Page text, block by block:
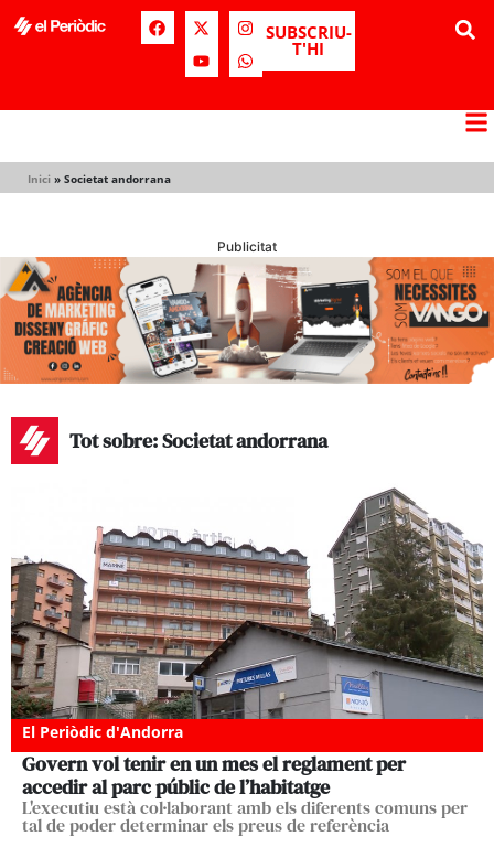
SUBSCRIU-
T'HI
Inici » Societat andorrana
Publicitat
Tot sobre: Societat andorrana
El Periòdic d'Andorra
Govern vol tenir en un mes el reglament per
accedir al parc públic de l’habitatge
L'executiu està col·laborant amb els diferents comuns per
tal de poder determinar els preus de referència